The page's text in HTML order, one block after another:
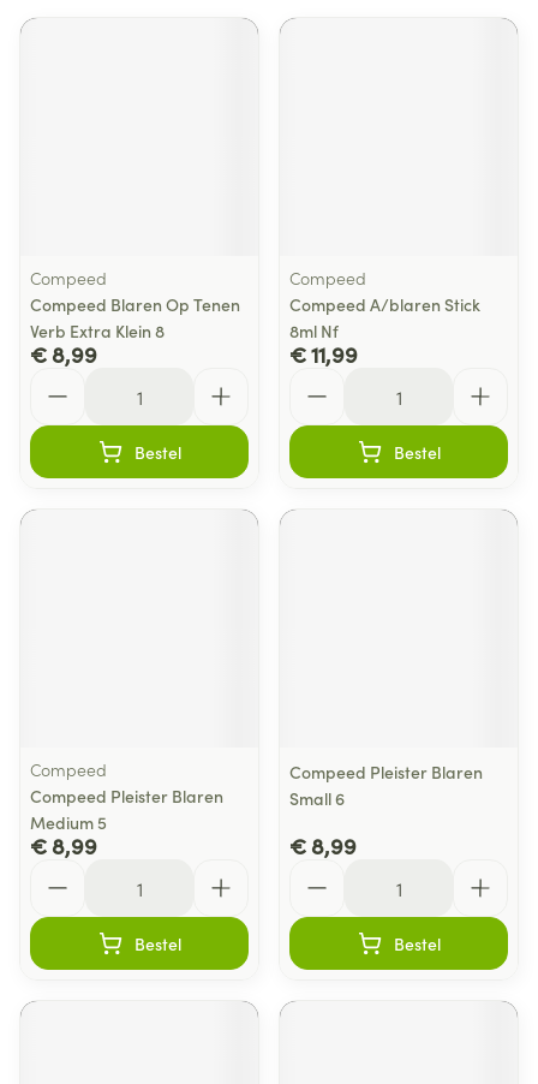
Compeed
Compeed Blaren Op Tenen
Verb Extra Klein 8
€ 8,99
Bestel
Compeed
Compeed A/blaren Stick
8ml Nf
€ 11,99
Bestel
Compeed
Compeed Pleister Blaren
Medium 5
€ 8,99
Bestel
Compeed Pleister Blaren
Small 6
€ 8,99
Bestel